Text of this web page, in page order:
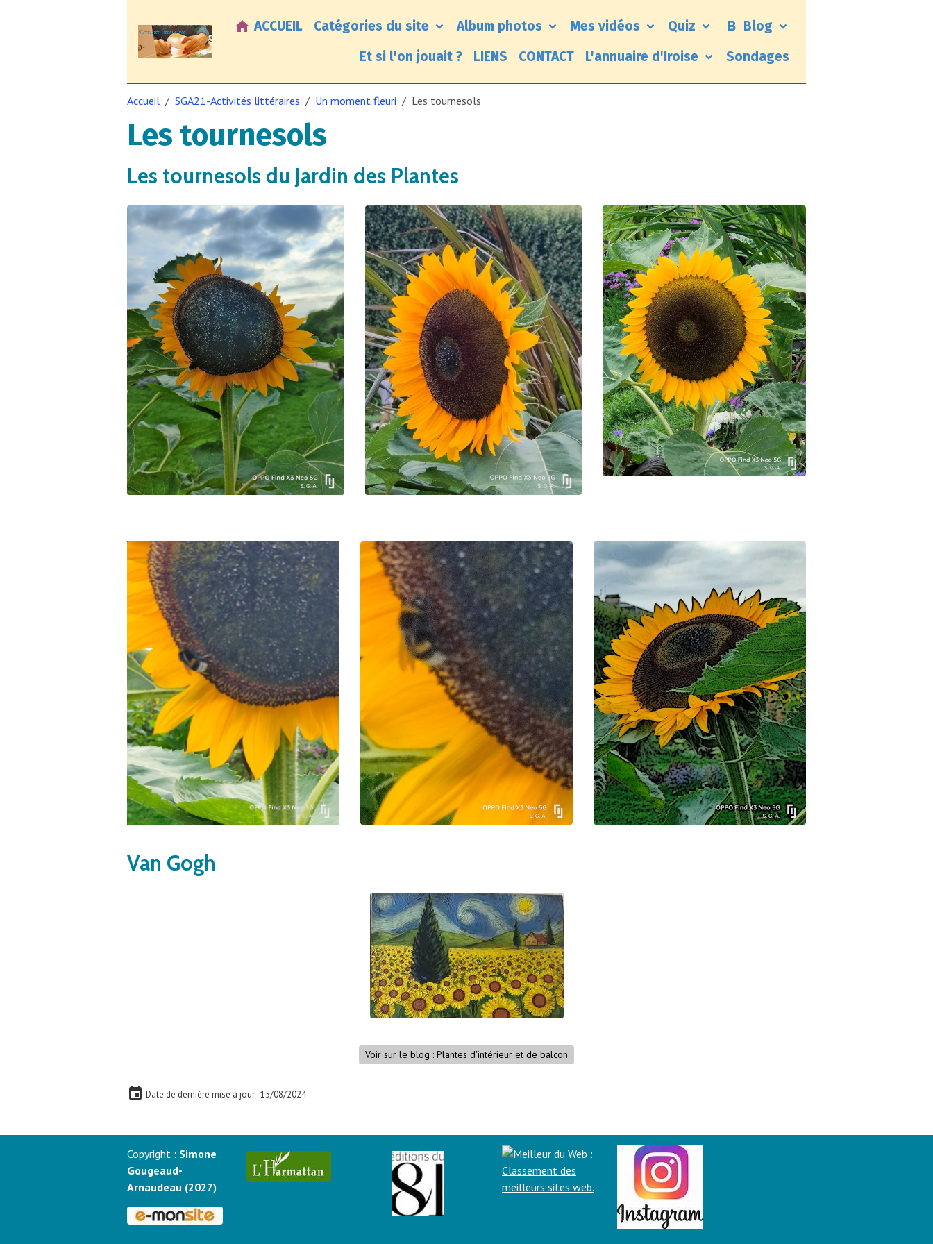
ACCUEIL Catégories du site Album photos Mes vidéos Quiz
Blog
Et si l'on jouait ?
LIENS CONTACT L'annuaire d'Iroise Sondages
Accueil SGA21-Activités littéraires Un moment fleuri Les tournesols
Les tournesols
Les tournesols du Jardin des Plantes
Van Gogh
Voir sur le blog : Plantes d'intérieur et de balcon
Date de dernière mise à jour : 15/08/2024
Copyright : Simone
Gougeaud-
Arnaudeau (2027)